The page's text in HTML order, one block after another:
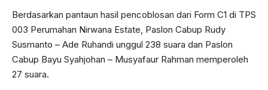
Berdasarkan pantaun hasil pencoblosan dari Form C1 di TPS
003 Perumahan Nirwana Estate, Paslon Cabup Rudy
Susmanto – Ade Ruhandi unggul 238 suara dan Paslon
Cabup Bayu Syahjohan – Musyafaur Rahman memperoleh
27 suara.